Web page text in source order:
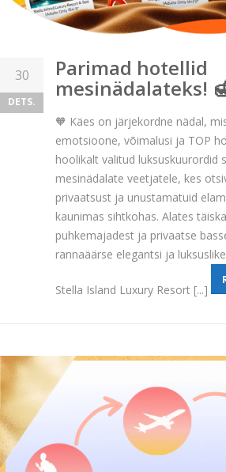
30
DETS.
Parimad hotellid
mesinädalateks!
🧡 Käes on järjekordne nädal,
emotsioone, võimalusi ja TOP
hoolikalt valitud luksuskuurordid
mesinädalate veetjatele, kes
privaatsust ja unustamatuid
kaunimas sihtkohas. Alates
puhkemajadest ja privaatse
rannaäärse elegantsi ja
Stella Island Luxury Resort [...]